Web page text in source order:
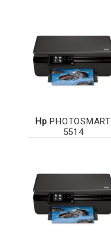
Hp PHOTOSMART
5514